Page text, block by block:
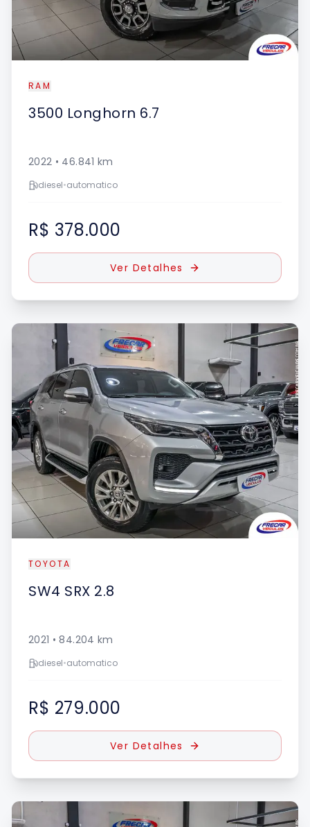
RAM
3500 Longhorn 6.7
2022 • 46.841 km
diesel•automatico
R$ 378.000
Ver Detalhes
TOYOTA
SW4 SRX 2.8
2021 •84.204 km
diesel•automatico
R$ 279.000
Ver Detalhes